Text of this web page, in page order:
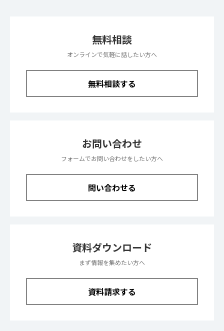
無料相談
オンラインで気軽に話したい方へ
無料相談する
お問い合わせ
フォームでお問い合わせをしたい方へ
問い合わせる
資料ダウンロード
まず情報を集めたい方へ
資料請求する